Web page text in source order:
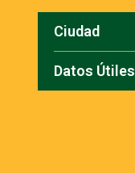
Ciudad
Datos Útiles